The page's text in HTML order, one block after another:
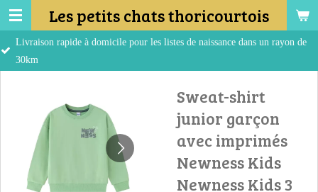
Passer
au
contenu
Les petits chats thoricourtois
à domicile pour les listes de naissance dans un rayon de
Sweat-shirt
junior garçon
avec imprimés
Newness Kids
Newness Kids 3